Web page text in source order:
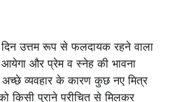
उत्तम रूप से फलदायक रहने वाला
और प्रेम व स्नेह की भावना
व्यवहार के कारण कुछ नए मित्र
किसी पुराने परीचित से मिलकर